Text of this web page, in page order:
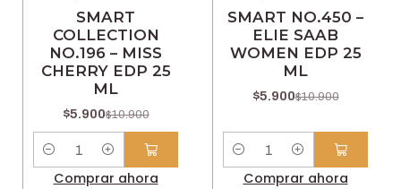
SMART
COLLECTION
NO.196 – MISS
CHERRY EDP 25
ML
$5.900$10.900
Comprar ahora
SMART NO.450 –
ELIE SAAB
WOMEN EDP 25
ML
$5.900$10.900
Comprar ahora